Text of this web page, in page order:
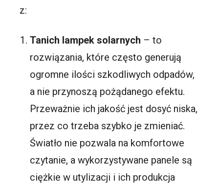
z:
Tanich lampek solarnych – to
rozwiązania, które często generują
ogromne ilości szkodliwych odpadów,
a nie przynoszą pożądanego efektu.
Przeważnie ich jakość jest dosyć niska,
przez co trzeba szybko je zmieniać.
Światło nie pozwala na komfortowe
czytanie, a wykorzystywane panele są
ciężkie w utylizacji i ich produkcja